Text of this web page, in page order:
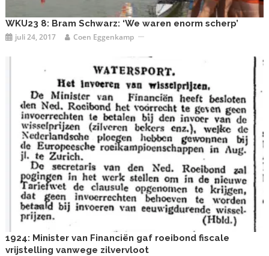
WKU23 8: Bram Schwarz: ‘We waren enorm scherp’
juli 24, 2017 Coen Eggenkamp
1924: Minister van Financiën gaf roeibond fiscale
vrijstelling vanwege zilvervloot